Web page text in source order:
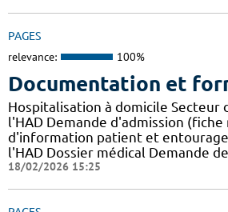
PAGES
relevance: 100%
Documentation et
Hospitalisation à domicile Secteur
l'HAD Demande d'admission
d'information patient et
l'HAD Dossier médical Demande
18/02/2026 15:25